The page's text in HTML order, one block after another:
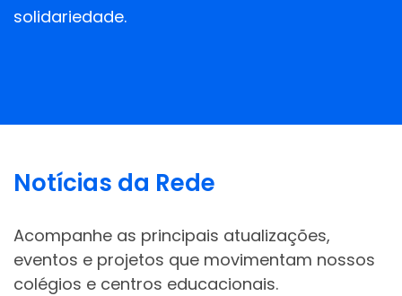
Colégio Imaculado Coração de Maria
Rio de Janeiro – RJ, 20775-090
E-mail: relacionamento@cicm.com.br
Tel.: (21) 98134-2625 ou (21) 99136-2836
solidariedade.
Notícias da Rede
Acompanhe as principais atualizações,
eventos e projetos que movimentam nossos
colégios e centros educacionais.